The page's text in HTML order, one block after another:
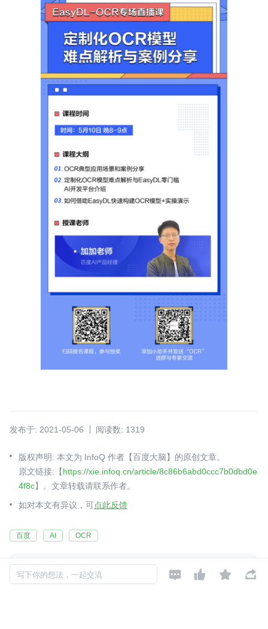
发布于: 2021-05-06 阅读数: 1319
版权声明: 本文为 InfoQ 作者【百度大脑】的原创文章。
原文链接:【https://xie.infoq.cn/article/8c86b6abd0ccc7b0dbd0e
4f8c】。文章转载请联系作者。
如对本文有异议，可点此反馈
百度 AI OCR
百度大脑 关注
写下你的想法，一起交流    